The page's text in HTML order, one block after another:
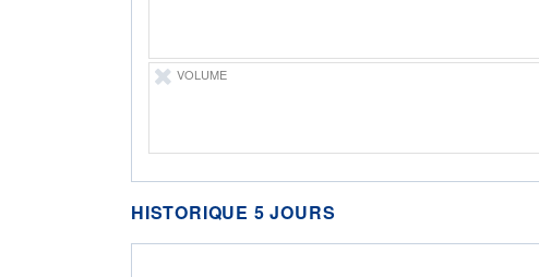
VOLUME
HISTORIQUE 5 JOURS